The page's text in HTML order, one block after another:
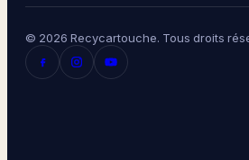
© 2026 Recycartouche. Tous droits